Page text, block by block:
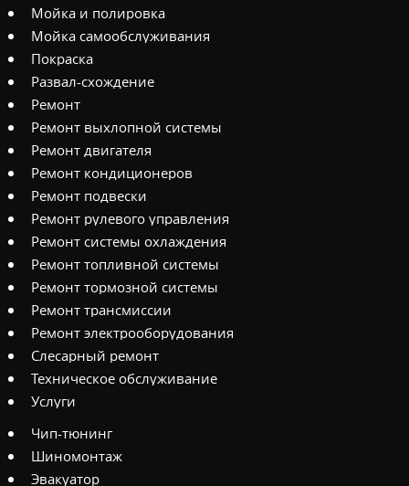
Мойка и полировка
Мойка самообслуживания
Покраска
Развал-схождение
Ремонт
Ремонт выхлопной системы
Ремонт двигателя
Ремонт кондиционеров
Ремонт подвески
Ремонт рулевого управления
Ремонт системы охлаждения
Ремонт топливной системы
Ремонт тормозной системы
Ремонт трансмиссии
Ремонт электрооборудования
Слесарный ремонт
Техническое обслуживание
Услуги
Чип-тюнинг
Шиномонтаж
Эвакуатор